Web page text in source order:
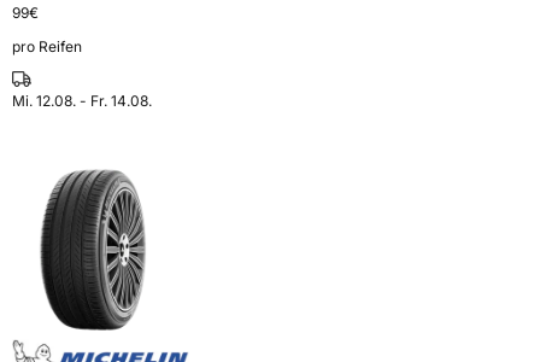
99€
pro Reifen
Mi. 12.08. - Fr. 14.08.